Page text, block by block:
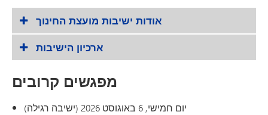
אודות ישיבות מועצת החינוך
ארכיון הישיבות
מפגשים קרובים
יום חמישי, 6 באוגוסט 2026 (ישיבה רגילה)